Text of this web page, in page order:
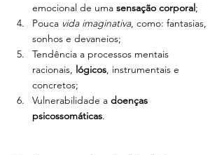
emocional de uma sensação corporal ;
Pouca vida imaginativa, como: fantasias,
sonhos e devaneios;
Tendência a processos mentais
racionais, lógicos, instrumentais e
concretos;
Vulnerabilidade a doenças
psicossomáticas.